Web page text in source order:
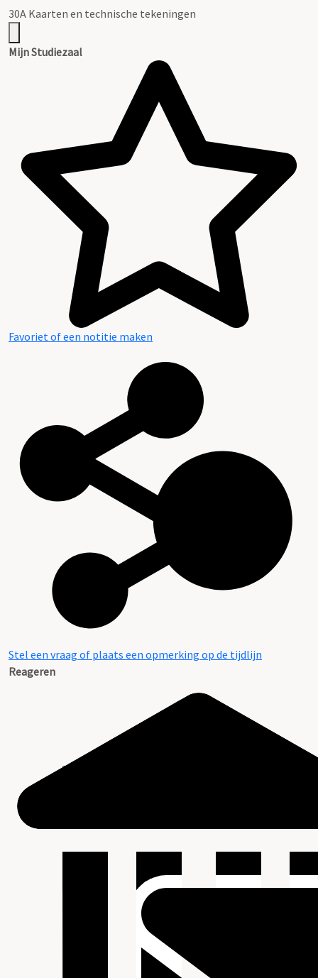
30A Kaarten en technische tekeningen
Mijn Studiezaal
Favoriet of een notitie maken
Stel een vraag of plaats een opmerking op de tijdlijn
Reageren